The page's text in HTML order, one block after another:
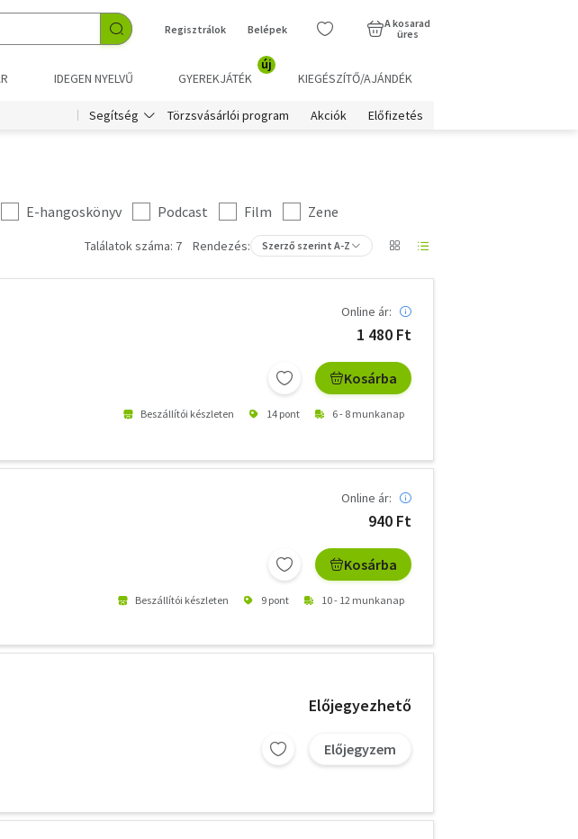
Regisztrálok Belépek
A kosarad
üres
IDEGEN NYELVŰ GYEREKJÁTÉK
új
KIEGÉSZÍTŐ/AJÁNDÉK
Segítség Törzsvásárlói program Akciók Előfizetés
E-hangoskönyv Podcast Film
Zene
Találatok száma: 7 Rendezés: Szerző szerint A-Z
Online ár:
1 480 Ft
Kosárba
Beszállítói készleten 14 pont 6 - 8 munkanap
Online ár:
940 Ft
Kosárba
Beszállítói készleten 9 pont 10 - 12 munkanap
Előjegyezhető
Előjegyzem